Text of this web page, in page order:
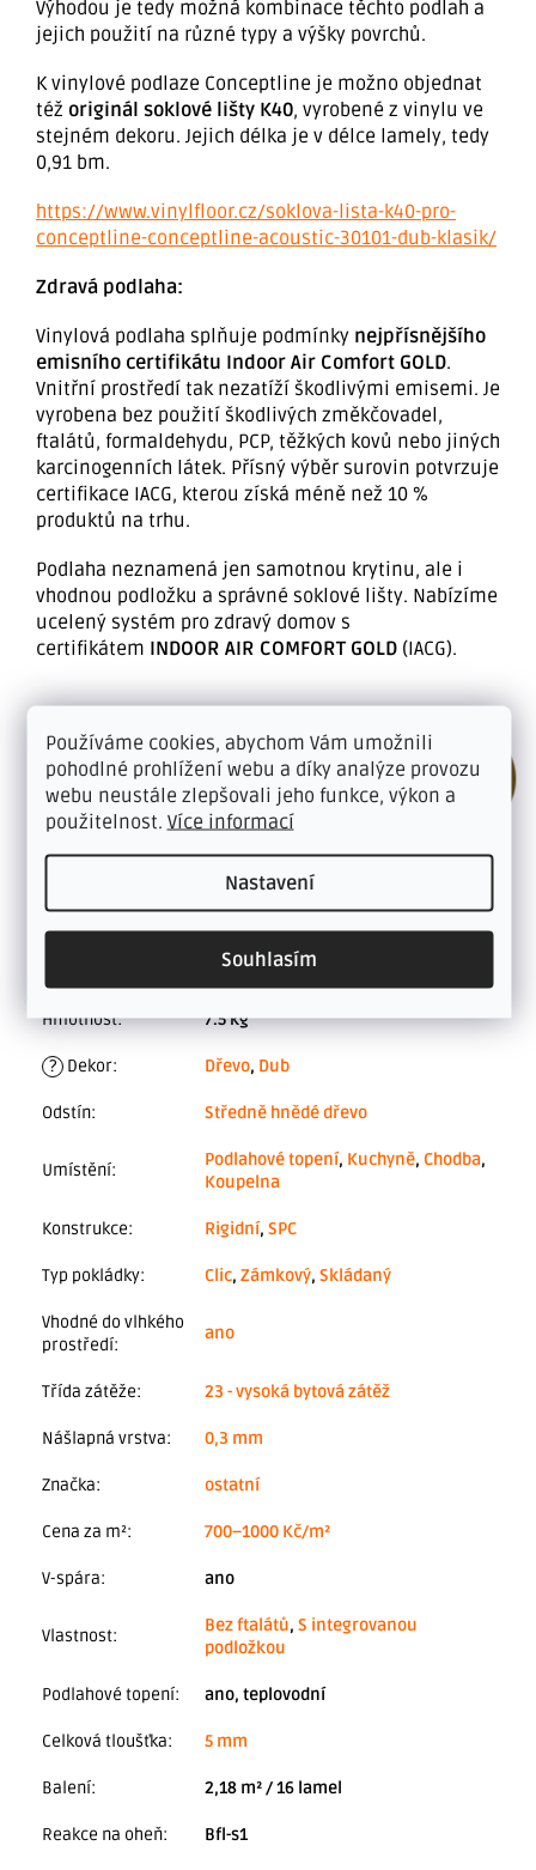
Používáme cookies, abychom Vám umožnili
pohodlné prohlížení webu a díky analýze provozu
webu neustále zlepšovali jeho funkce, výkon a
použitelnost. Více informací
Nastavení
Souhlasím
Výhodou je tedy možná kombinace těchto podlah a
jejich použití na různé typy a výšky povrchů.
K vinylové podlaze Conceptline je možno objednat
též originál soklové lišty K40, vyrobené z vinylu ve
stejném dekoru. Jejich délka je v délce lamely, tedy
0,91 bm.
https://www.vinylfloor.cz/soklova-lista-k40-pro-
conceptline-conceptline-acoustic-30101-dub-klasik/
Zdravá podlaha:
Vinylová podlaha splňuje podmínky nejpřísnějšího
emisního certifikátu Indoor Air Comfort GOLD.
Vnitřní prostředí tak nezatíží škodlivými emisemi. Je
vyrobena bez použití škodlivých změkčovadel,
ftalátů, formaldehydu, PCP, těžkých kovů nebo jiných
karcinogenních látek. Přísný výběr surovin potvrzuje
certifikace IACG, kterou získá méně než 10 %
produktů na trhu.
Podlaha neznamená jen samotnou krytinu, ale i
vhodnou podložku a správné soklové lišty. Nabízíme
ucelený systém pro zdravý domov s
certifikátem INDOOR AIR COMFORT GOLD (IACG).
Doplňkové parametry
ŠIROKÁ NABÍDKA VINYLOVÝCH
PODLAH S CLICK SYSTÉMEM
Hmotnost: 7.5 kg
? Dekor: Dřevo, Dub
Odstín: Středně hnědé dřevo
Umístění:
Podlahové topení, Kuchyně, Chodba,
Koupelna
Konstrukce: Rigidní, SPC
Typ pokládky: Clic, Zámkový, Skládaný
Vhodné do vlhkého
prostředí:
ano
Třída zátěže: 23 - vysoká bytová zátěž
Nášlapná vrstva: 0,3 mm
Značka: ostatní
Cena za m²: 700–1000 Kč/m²
V-spára: ano
Vlastnost:
Bez ftalátů, S integrovanou
podložkou
Podlahové topení: ano, teplovodní
Celková tloušťka: 5 mm
Balení: 2,18 m² / 16 lamel
Reakce na oheň: Bfl-s1